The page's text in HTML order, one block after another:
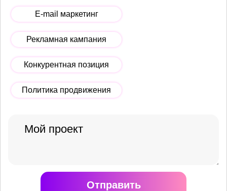
E-mail маркетинг
Рекламная кампания
Конкурентная позиция
Политика продвижения
Отправить